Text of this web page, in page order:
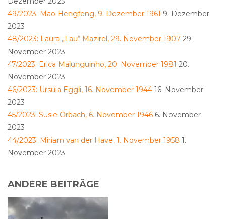
49/2023: Mao Hengfeng, 9. Dezember 1961 9. Dezember
2023
48/2023: Laura „Lau“ Mazirel, 29. November 1907 29.
November 2023
47/2023: Erica Malunguinho, 20. November 1981 20.
November 2023
46/2023: Ursula Eggli, 16. November 1944 16. November
2023
45/2023: Susie Orbach, 6. November 1946 6. November
2023
44/2023: Miriam van der Have, 1. November 1958 1.
November 2023
ANDERE BEITRÄGE